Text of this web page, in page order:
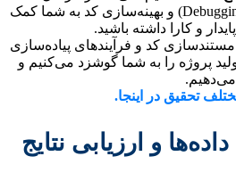
پیاده‌سازی، اشکال‌زدایی (Debugging) و بهینه‌سازی کد به شما کمک
و کارا داشته باشید.
کد و فرآیندهای پیاده‌سازی
پروژه را به شما گوشزد می‌کنیم و
می‌دهیم.
تحقیق در اینجا.
و ارزیابی نتایج